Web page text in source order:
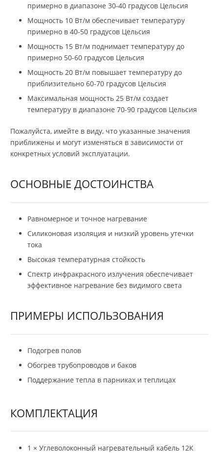
примерно в диапазоне 30-40 градусов Цельсия
Мощность 10 Вт/м обеспечивает температуру
примерно в 40-50 градусов Цельсия
Мощность 15 Вт/м поднимает температуру до
примерно 50-60 градусов Цельсия
Мощность 20 Вт/м повышает температуру до
приблизительно 60-70 градусов Цельсия
Максимальная мощность 25 Вт/м создает
температуру в диапазоне 70-90 градусов Цельсия
Пожалуйста, имейте в виду, что указанные значения
приближены и могут изменяться в зависимости от
конкретных условий эксплуатации.
ОСНОВНЫЕ ДОСТОИНСТВА
Равномерное и точное нагревание
Силиконовая изоляция и низкий уровень утечки
тока
Высокая температурная стойкость
Спектр инфракрасного излучения обеспечивает
эффективное нагревание без видимого света
ПРИМЕРЫ ИСПОЛЬЗОВАНИЯ
Подогрев полов
Обогрев трубопроводов и баков
Поддержание тепла в парниках и теплицах
КОМПЛЕКТАЦИЯ
1 × Углеволоконный нагревательный кабель 12К